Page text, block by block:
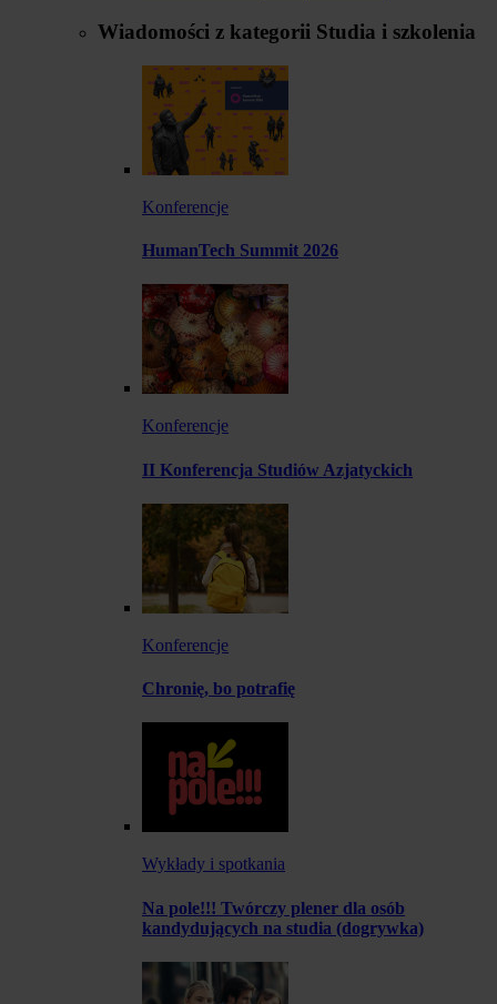
Wiadomości z kategorii Studia i szkolenia
Konferencje
HumanTech Summit 2026
Konferencje
II Konferencja Studiów Azjatyckich
Konferencje
Chronię, bo potrafię
Wykłady i spotkania
Na pole!!! Twórczy plener dla osób
kandydujących na studia (dogrywka)